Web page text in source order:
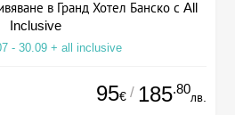
в Гранд Хотел Банско с All
Inclusive
- 30.09 + all inclusive
95€ / 185.80
лв.